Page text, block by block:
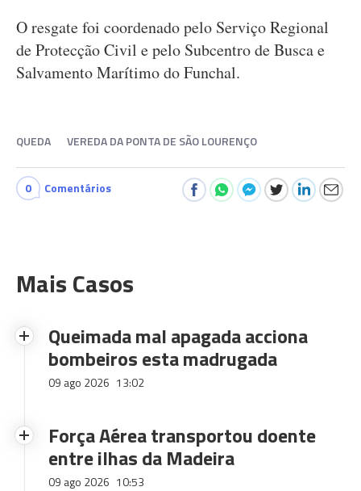
O resgate foi coordenado pelo Serviço Regional
de Protecção Civil e pelo Subcentro de Busca e
Salvamento Marítimo do Funchal.
QUEDA VEREDA DA PONTA DE SÃO LOURENÇO
0 Comentários
Mais Casos
Queimada mal apagada acciona
bombeiros esta madrugada
09 ago 2026 13:02
Força Aérea transportou doente
entre ilhas da Madeira
09 ago 2026 10:53